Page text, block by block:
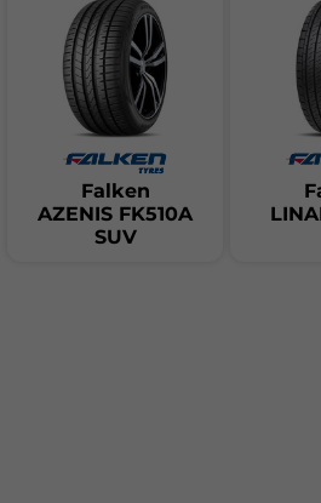
Falken
AZENIS FK510A
SUV